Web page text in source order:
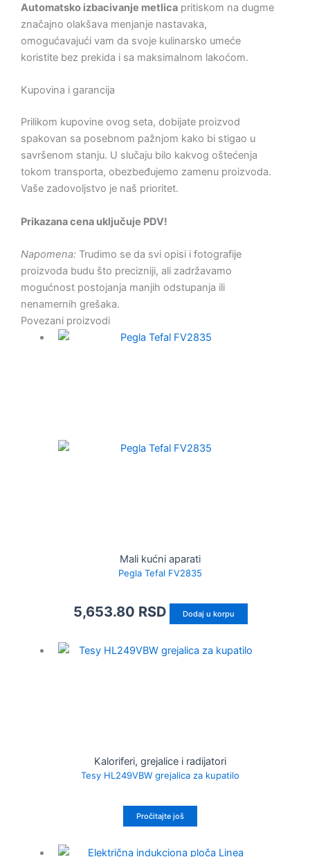
Automatsko izbacivanje metlica pritiskom na dugme
značajno olakšava menjanje nastavaka,
omogućavajući vam da svoje kulinarsko umeće
koristite bez prekida i sa maksimalnom lakoćom.
Kupovina i garancija
Prilikom kupovine ovog seta, dobijate proizvod
spakovan sa posebnom pažnjom kako bi stigao u
savršenom stanju. U slučaju bilo kakvog oštećenja
tokom transporta, obezbeđujemo zamenu proizvoda.
Vaše zadovoljstvo je naš prioritet.
Prikazana cena uključuje PDV!
Napomena: Trudimo se da svi opisi i fotografije
proizvoda budu što precizniji, ali zadržavamo
mogućnost postojanja manjih odstupanja ili
nenamernih grešaka.
Povezani proizvodi
Mali kućni aparati
Pegla Tefal FV2835
5,653.80 RSD Dodaj u korpu
Kaloriferi, grejalice i radijatori
Tesy HL249VBW grejalica za kupatilo
Pročitajte još